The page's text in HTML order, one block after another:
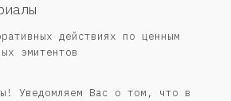
действиях по ценным
эмитентов
Уведомляем Вас о том, что в